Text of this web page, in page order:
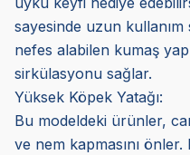
sayesinde uzun kullanım
nefes alabilen kumaş
sirkülasyonu sağlar.
Yüksek Köpek Yatağı:
Bu modeldeki ürünler,
ve nem kapmasını önler.